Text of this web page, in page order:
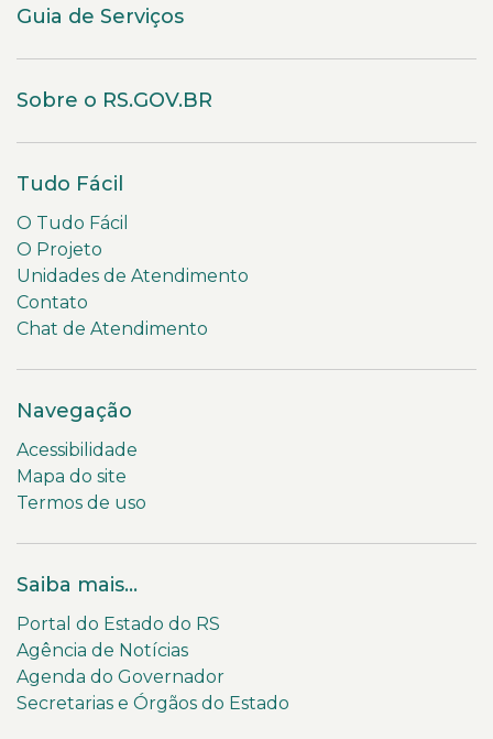
Guia de Serviços
Sobre o RS.GOV.BR
Tudo Fácil
O Tudo Fácil
O Projeto
Unidades de Atendimento
Contato
Chat de Atendimento
Navegação
Acessibilidade
Mapa do site
Termos de uso
Saiba mais...
Portal do Estado do RS
Agência de Notícias
Agenda do Governador
Secretarias e Órgãos do Estado